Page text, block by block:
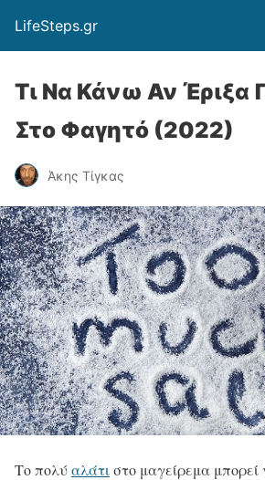
LifeSteps.gr
Τι Να Κάνω Αν Έριξα
Στο Φαγητό (2022)
Άκης Τίγκας
Το πολύαλάτιστο μαγείρεμα μπορεί